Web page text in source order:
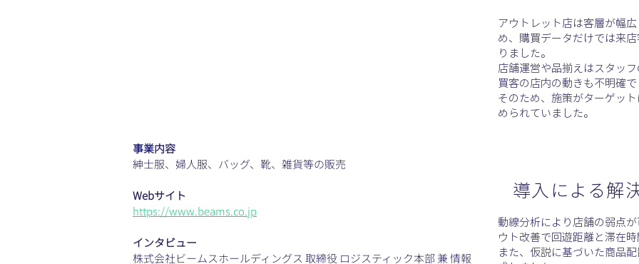
事業内容
紳士服、婦人服、バッグ、靴、雑貨等の販売
Webサイト
https://www.beams.co.jp
インタビュー
株式会社ビームスホールディングス 取締役 ロジスティック本部 兼 情報
アウトレット店は客層が幅
め、購買データだけでは来
りました。
店舗運営や品揃えはスタッ
買客の店内の動きも不明確
そのため、施策がターゲッ
められていました。
導入による解
動線分析により店舗の弱点
ウト改善で回遊距離と滞在
また、仮説に基づいた商品